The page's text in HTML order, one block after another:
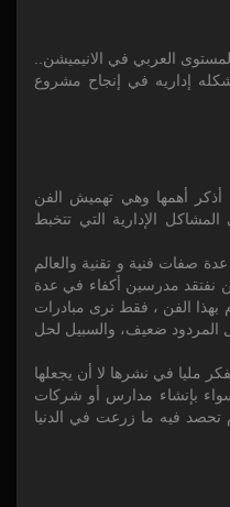
العربي في الانيميشن..
إداريه في إنجاح مشروع
أذكر أهمها وهي تهميش الفن
الإدارية التي تتخبط
صفات فنية و تقنية والعالم
نفتقد مدرسين أكفاء في عدة
بهذا الفن ، فقط نرى مبادرات
المردود ضعيف، والسبيل لحل
مليا في نشرها لا أن يجعلها
بإنشاء مدارس أو شركات
تحصد فيه ما زرعت في الدنيا